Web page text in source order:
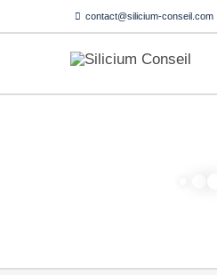
contact@silicium-conseil.com